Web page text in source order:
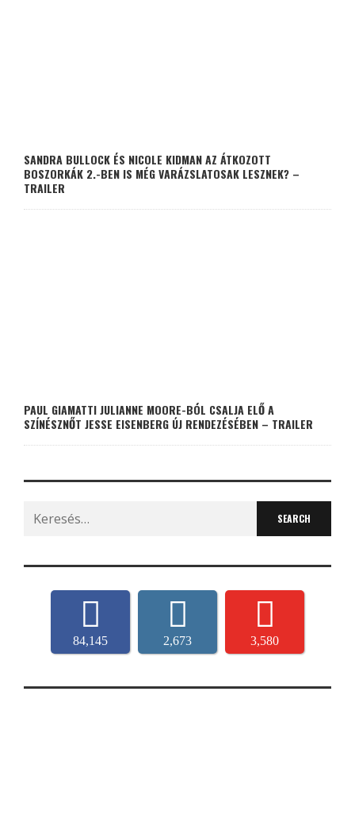
SANDRA BULLOCK ÉS NICOLE KIDMAN AZ ÁTKOZOTT
BOSZORKÁK 2.-BEN IS MÉG VARÁZSLATOSAK LESZNEK? –
TRAILER
PAUL GIAMATTI JULIANNE MOORE-BÓL CSALJA ELŐ A
SZÍNÉSZNŐT JESSE EISENBERG ÚJ RENDEZÉSÉBEN – TRAILER
Search
for:
84,145 2,673 3,580